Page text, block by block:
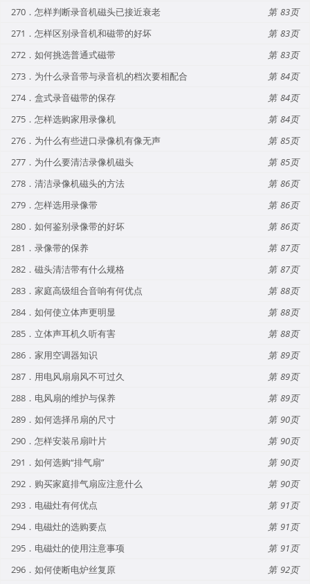
270．怎样判断录音机磁头已接近衰老
83
271．怎样区别录音机和磁带的好坏
83
272．如何挑选普通式磁带
83
273．为什么录音带与录音机的档次要相配合
84
274．盒式录音磁带的保存
84
275．怎样选购家用录像机
84
276．为什么有些进口录像机有像无声
85
277．为什么要清洁录像机磁头
85
278．清洁录像机磁头的方法
86
279．怎样选用录像带
86
280．如何鉴别录像带的好坏
86
281．录像带的保养
87
282．磁头清洁带有什么规格
87
283．家庭高级组合音响有何优点
88
284．如何使立体声更明显
88
285．立体声耳机久听有害
88
286．家用空调器知识
89
287．用电风扇扇风不可过久
89
288．电风扇的维护与保养
89
289．如何选择吊扇的尺寸
90
290．怎样安装吊扇叶片
90
291．如何选购“排气扇”
90
292．购买家庭排气扇应注意什么
90
293．电磁灶有何优点
91
294．电磁灶的选购要点
91
295．电磁灶的使用注意事项
91
296．如何使断电炉丝复原
92